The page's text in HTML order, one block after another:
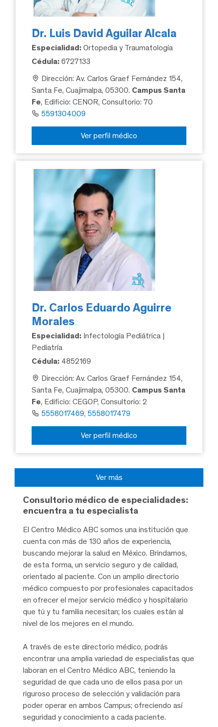
Dr. Luis David Aguilar Alcala
Especialidad: Ortopedia y Traumatología
Cédula: 6727133
Dirección: Av. Carlos Graef Fernández 154,
Santa Fe, Cuajimalpa, 05300. Campus Santa
Fe, Edificio: CENOR, Consultorio: 70
5591304009
Ver perfil médico
Dr. Carlos Eduardo Aguirre
Morales
Especialidad: Infectología Pediátrica |
Pediatría
Cédula: 4852169
Dirección: Av. Carlos Graef Fernández 154,
Santa Fe, Cuajimalpa, 05300. Campus Santa
Fe, Edificio: CEGOP, Consultorio: 2
5558017469, 5558017479
Ver perfil médico
Ver más
Consultorio médico de especialidades:
encuentra a tu especialista
El Centro Médico ABC somos una institución que
cuenta con más de 130 años de experiencia,
buscando mejorar la salud en México. Brindamos,
de esta forma, un servicio seguro y de calidad,
orientado al paciente. Con un amplio directorio
médico compuesto por profesionales capacitados
en ofrecer el mejor servicio médico y hospitalario
que tú y tu familia necesitan; los cuales están al
nivel de los mejores en el mundo.
A través de este directorio médico, podrás
encontrar una amplia variedad de especialistas que
laboran en el Centro Médico ABC, teniendo la
seguridad de que cada uno de ellos pasa por un
riguroso proceso de selección y validación para
poder operar en ambos Campus; ofreciendo así
seguridad y conocimiento a cada paciente.